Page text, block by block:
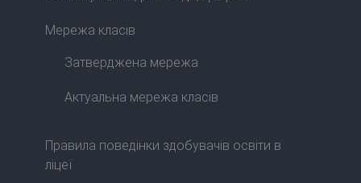
Мережа класів
Затверджена мережа
Актуальна мережа класів
Правила поведінки здобувачів освіти в
ліцеї